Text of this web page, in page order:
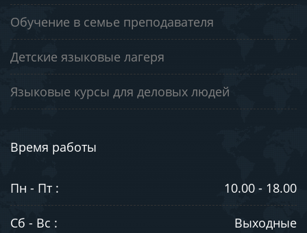
Обучение в семье преподавателя
Детские языковые лагеря
Языковые курсы для деловых людей
Время работы
Пн - Пт : 10.00 - 18.00
Сб - Вс : Выходные